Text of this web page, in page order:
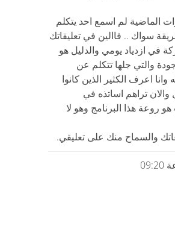
الماضية لم اسمع احد يتكلم
سواك .. فاالين في تعليقاتك
في ازدياد يومي والدليل هو
والتي جلها تتكلم عن
اعرف الكثير الذين كانوا
والان تراهم اساتذه في
روعة هذا البرنامج وهو لا
والسماح منك على تعليقي.